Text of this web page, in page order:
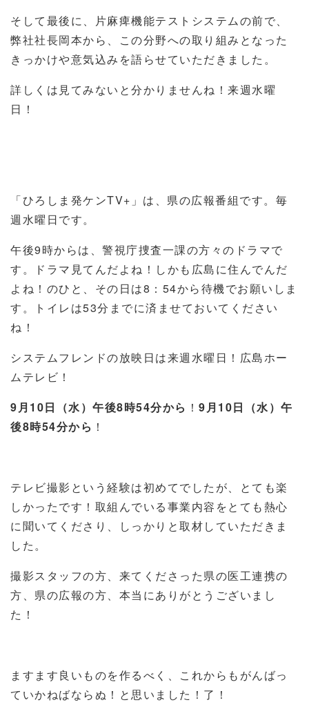
そして最後に、片麻痺機能テストシステムの前で、
弊社社長岡本から、この分野への取り組みとなった
きっかけや意気込みを語らせていただきました。
詳しくは見てみないと分かりませんね！来週水曜
日！
「ひろしま発ケンTV+」は、県の広報番組です。毎
週水曜日です。
午後9時からは、警視庁捜査一課の方々のドラマで
す。ドラマ見てんだよね！しかも広島に住んでんだ
よね！のひと、その日は8：54から待機でお願いしま
す。トイレは53分までに済ませておいてください
ね！
システムフレンドの放映日は来週水曜日！広島ホー
ムテレビ！
9月10日（水）午後8時54分から ！ 9月10日（水）午
後8時54分から ！
テレビ撮影という経験は初めてでしたが、とても楽
しかったです！取組んでいる事業内容をとても熱心
に聞いてくださり、しっかりと取材していただきま
した。
撮影スタッフの方、来てくださった県の医工連携の
方、県の広報の方、本当にありがとうございまし
た！
ますます良いものを作るべく、これからもがんばっ
ていかねばならぬ！と思いました！了！